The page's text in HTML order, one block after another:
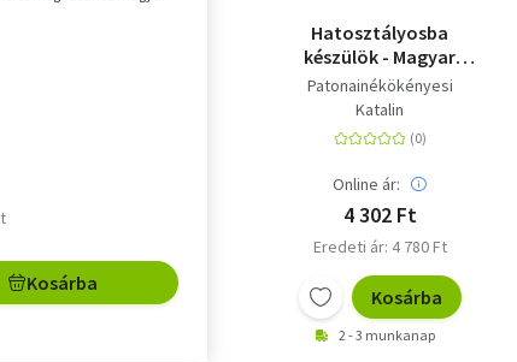
Kosárba
Hatosztályosba
készülök - Magyar
nyelv és irodalom -
Felvételi felkészítő -
Elmélet, gyakorlat,
mintafeladatsorok -
5-6. osztály
Patonainékökényesi
Katalin
Online ár:
4 302 Ft
Eredeti ár: 4 780 Ft
Kosárba
2 - 3 munkanap